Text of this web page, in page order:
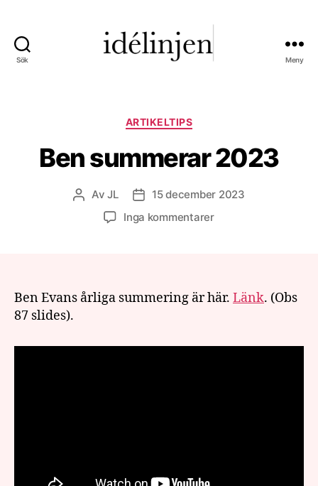
Sök
kurerad
Meny
Kategorier
ARTIKELTIPS
Ben summerar 2023
Inläggsförfattare
AvJL Inläggsdatum
15 december 2023
Inga kommentarertill
Ben Evans årliga summering är här. Länk. (Obs
87 slides).